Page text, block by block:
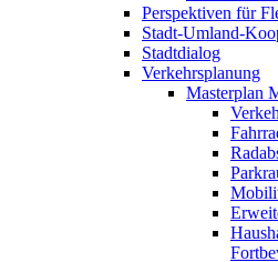
Perspektiven für
Stadt-Umland-
Stadtdialog
Verkehrsplanung
Masterplan